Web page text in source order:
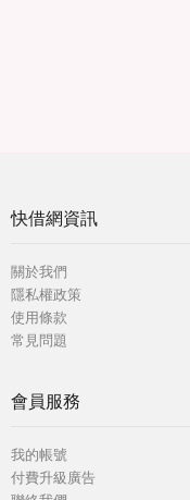
快借網資訊
關於我們
隱私權政策
使用條款
常見問題
會員服務
我的帳號
付費升級廣告